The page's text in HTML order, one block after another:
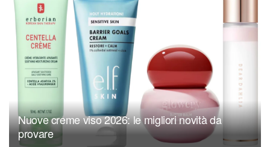
Nuove creme viso 2026: le migliori novità da
provare